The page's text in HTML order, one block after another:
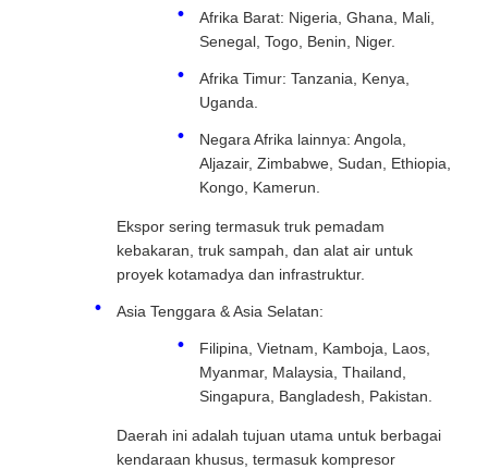
Afrika Barat: Nigeria, Ghana, Mali,
Senegal, Togo, Benin, Niger.
Afrika Timur: Tanzania, Kenya,
Uganda.
Negara Afrika lainnya: Angola,
Aljazair, Zimbabwe, Sudan, Ethiopia,
Kongo, Kamerun.
Ekspor sering termasuk truk pemadam
kebakaran, truk sampah, dan alat air untuk
proyek kotamadya dan infrastruktur.
Asia Tenggara & Asia Selatan:
Filipina, Vietnam, Kamboja, Laos,
Myanmar, Malaysia, Thailand,
Singapura, Bangladesh, Pakistan.
Daerah ini adalah tujuan utama untuk berbagai
kendaraan khusus, termasuk kompresor